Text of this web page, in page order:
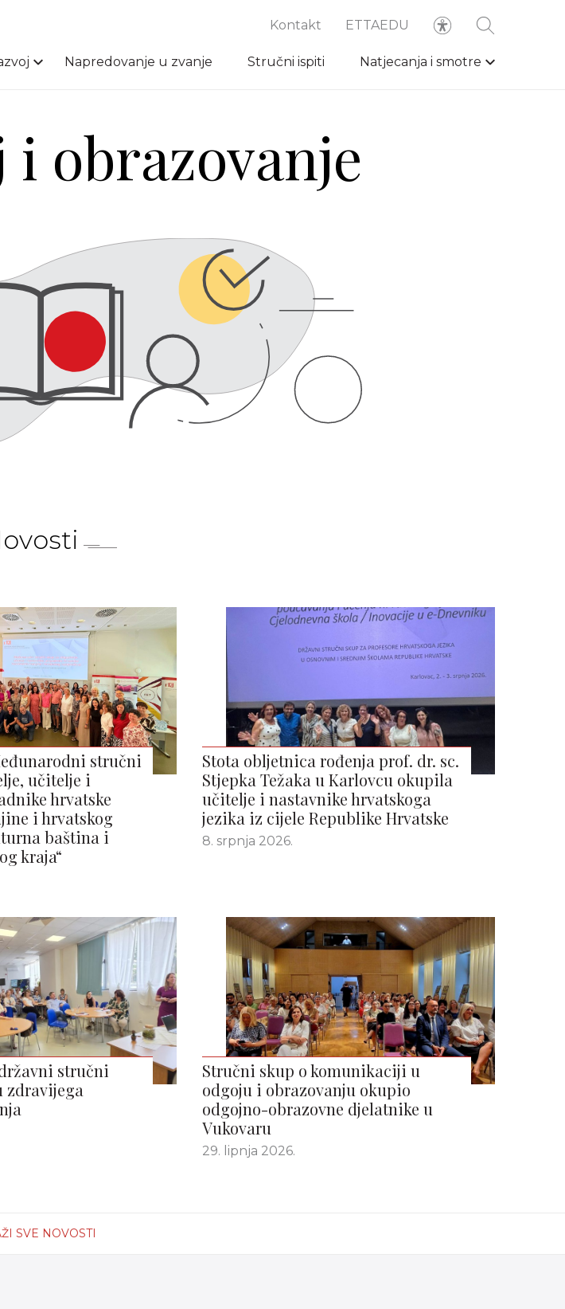
Kontakt ETTAEDU
Napredovanje u zvanje Stručni ispiti Natjecanja i smotre
i obrazovanje
stručni
učitelje i
hrvatske
i hrvatskog
baština i
kraja“
Stota obljetnica rođenja prof. dr. sc.
Stjepka Težaka u Karlovcu okupila
učitelje i nastavnike hrvatskoga
jezika iz cijele Republike Hrvatske
8. srpnja 2026.
stručni
zdravijega
Stručni skup o komunikaciji u
odgoju i obrazovanju okupio
odgojno-obrazovne djelatnike u
Vukovaru
29. lipnja 2026.
SVE NOVOSTI